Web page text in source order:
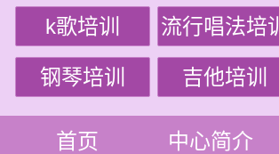
k歌培训 流行唱法培训
钢琴培训 吉他培训
首页 中心简介